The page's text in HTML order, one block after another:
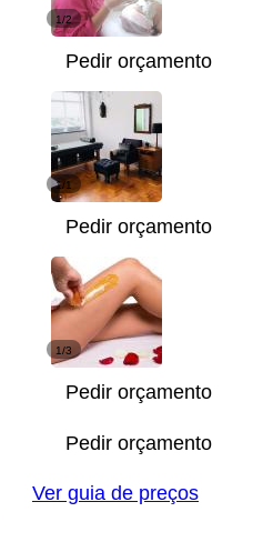
1/2
Pedir orçamento
1/1
Pedir orçamento
1/3
Pedir orçamento
Pedir orçamento
Ver guia de preços